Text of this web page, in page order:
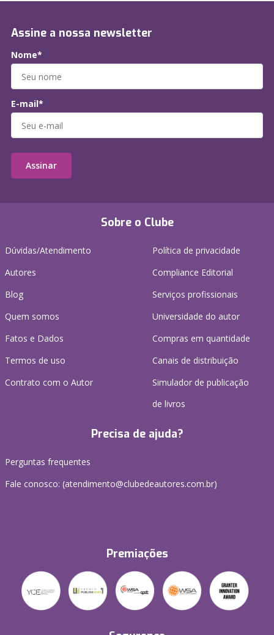
Sobre o Clube
Dúvidas/Atendimento
Autores
Blog
Quem somos
Fatos e Dados
Termos de uso
Contrato com o Autor
Política de privacidade
Compliance Editorial
Serviços profissionais
Universidade do autor
Compras em quantidade
Canais de distribuição
Simulador de publicação
de livros
Precisa de ajuda?
Perguntas frequentes
Fale conosco: (atendimento@clubedeautores.com.br)
Premiações
Assine a nossa newsletter
Nome*
E-mail*
Assinar